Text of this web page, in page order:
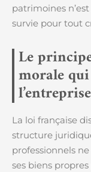
patrimoines
survie pour tout
Le
morale
La loi française
structure
professionnels
ses biens